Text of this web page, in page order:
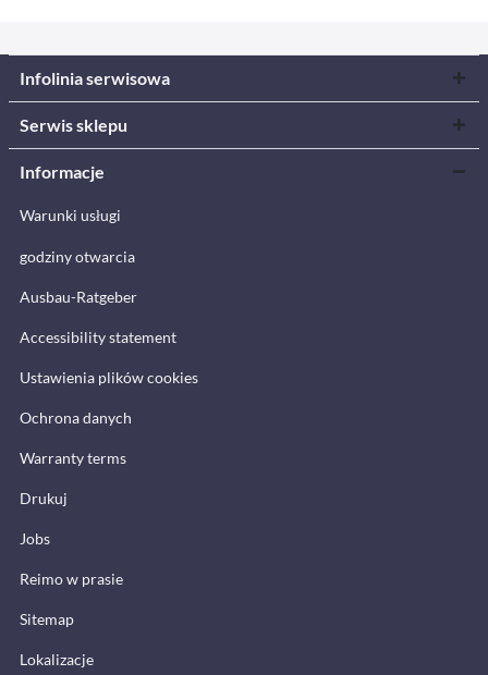
Infolinia serwisowa
Serwis sklepu
Informacje
Warunki usługi
godziny otwarcia
Ausbau-Ratgeber
Accessibility statement
Ustawienia plików cookies
Ochrona danych
Warranty terms
Drukuj
Jobs
Reimo w prasie
Sitemap
Lokalizacje